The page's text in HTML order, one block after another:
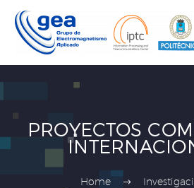
PROYECTOS
Home